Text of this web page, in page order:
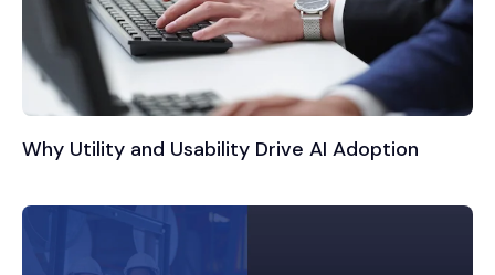
Why Utility and Usability Drive AI Adoption